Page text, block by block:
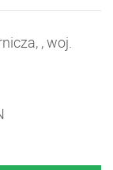
, woj.